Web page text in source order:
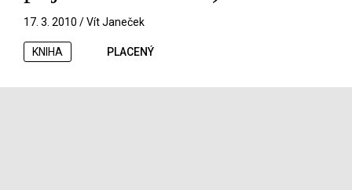
17. 3. 2010 /Vít Janeček
KNIHA PLACENÝ